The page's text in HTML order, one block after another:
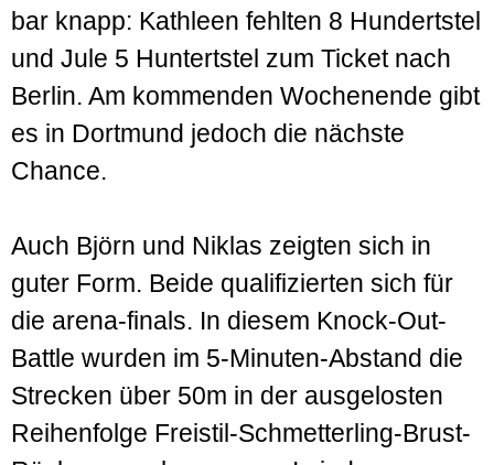
bar knapp: Kathleen fehlten 8 Hundertstel
und Jule 5 Huntertstel zum Ticket nach
Berlin. Am kommenden Wochen­ende gibt
es in Dortmund jedoch die nächste
Chance.
Auch Björn und Niklas zeigten sich in
guter Form. Beide quali­fizierten sich für
die arena-finals. In diesem Knock-Out-
Battle wurden im 5-Minuten-Abstand die
Strecken über 50m in der aus­gelosten
Reihen­folge Freistil-Schmetterling-Brust-